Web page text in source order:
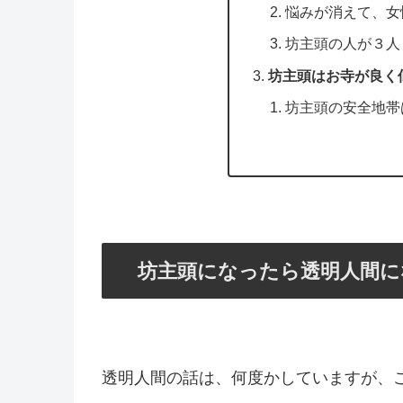
悩みが消えて、
坊主頭の人が３
坊主頭はお寺が良く
坊主頭の安全地
坊主頭になったら透明人間
透明人間の話は、何度かしていますが